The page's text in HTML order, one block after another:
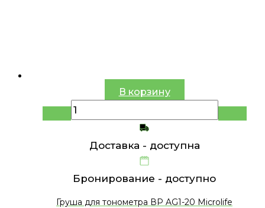
В корзину
Доставка - доступна
Бронирование - доступно
Груша для тонометра ВР AG1-20 Microlife